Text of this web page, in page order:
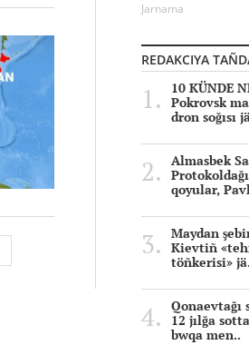
Jarnama
REDAKCIYA
10 KÜNDE
Pokrovsk
dron soğısı
Almasbek
qoyular,
Maydan
Kievtiñ
töñkerisi»
Qonaevtağı
12 jılğa
bwqa men..